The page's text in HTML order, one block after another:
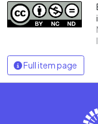
Full item page